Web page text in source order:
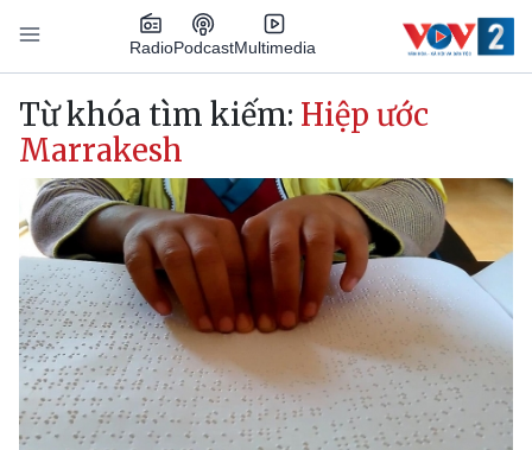
Nhảy đến nội dung
RadioPodcastMultimedia
Main navigation
Từ khóa tìm kiếm: Hiệp ước
Marrakesh